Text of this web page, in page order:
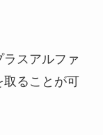
スアルファ
取ることが可